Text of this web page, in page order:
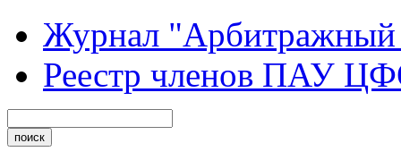
Журнал
Реестр членов ПАУ